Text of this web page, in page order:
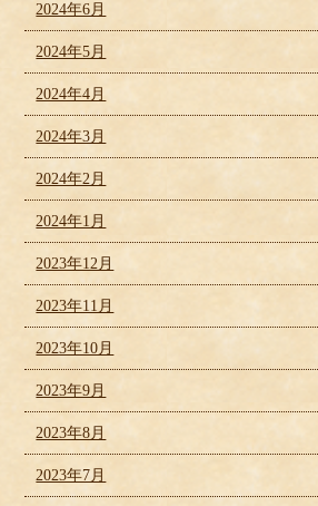
2024年6月
2024年5月
2024年4月
2024年3月
2024年2月
2024年1月
2023年12月
2023年11月
2023年10月
2023年9月
2023年8月
2023年7月